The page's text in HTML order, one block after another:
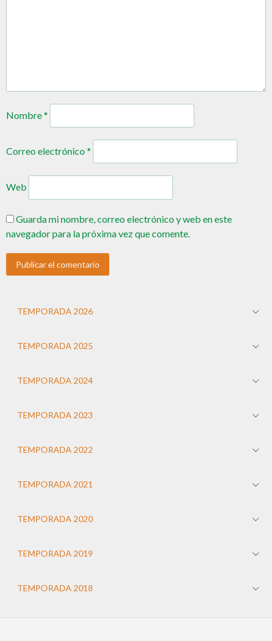
Nombre*
Correo electrónico*
Web
Guarda mi nombre, correo electrónico y web en este
navegador para la próxima vez que comente.
TEMPORADA 2026
TEMPORADA 2025
TEMPORADA 2024
TEMPORADA 2023
TEMPORADA 2022
TEMPORADA 2021
TEMPORADA 2020
TEMPORADA 2019
TEMPORADA 2018